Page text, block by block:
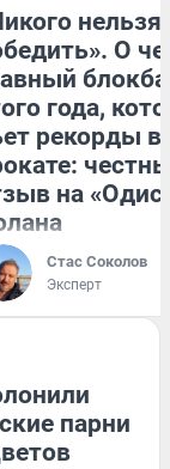
нельзя
О
года,
рекорды в
на
Стас Соколов
Эксперт
парни